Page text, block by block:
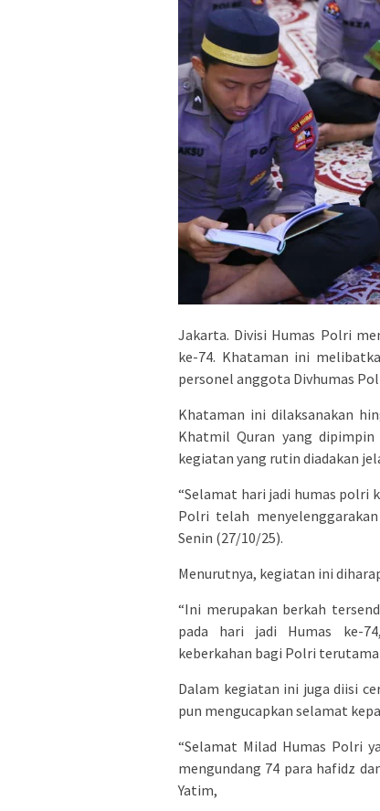
Jakarta. Divisi Humas Polri
ke-74. Khataman ini
personel anggota Divhumas
Khataman ini dilaksanakan
Khatmil Quran yang dipimpin
kegiatan yang rutin diadakan
“Selamat hari jadi humas polri
Polri telah
Senin (27/10/25).
Menurutnya, kegiatan ini
“Ini merupakan berkah
pada hari jadi Humas ke-
keberkahan bagi Polri
Dalam kegiatan ini juga diisi
pun mengucapkan selamat
“Selamat Milad Humas Polri
mengundang 74 para hafidz
Yatim,